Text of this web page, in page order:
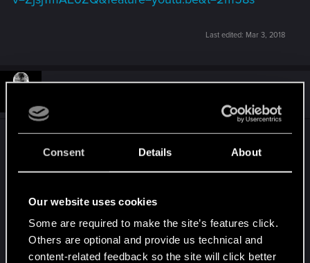
Consent Details About
Our website uses cookies
Some are required to make the site’s features click.
Others are optional and provide us technical and
content-related feedback so the site will click better
Last edited: Mar 3, 2018
dass es keine mir bekannte andere Karte gibt die
einen sofort zum aufgeben zwingt. Früher gab es
ähnlich war, nur dass man gar nichts dagegen
machen konnte, da sie sich durch den alten
Goldstatus Immun machten.